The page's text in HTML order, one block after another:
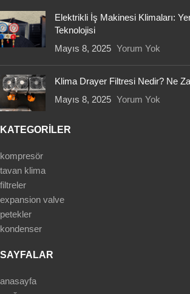
Elektrikli İş Makinesi Klimaları:
Teknolojisi
Mayıs 8, 2025 Yorum Yok
Klima Drayer Filtresi Nedir? Ne
Mayıs 8, 2025 Yorum Yok
KATEGORİLER
kompresör
tavan klima
filtreler
expansion valve
petekler
kondenser
SAYFALAR
anasayfa